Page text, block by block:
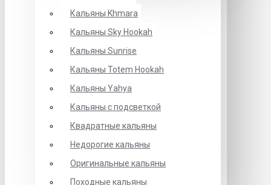
Кальяны Khmara
Кальяны Sky Hookah
Кальяны Sunrise
Кальяны Totem Hookah
Кальяны Yahya
Кальяны с подсветкой
Квадратные кальяны
Недорогие кальяны
Оригинальные кальяны
Походные кальяны